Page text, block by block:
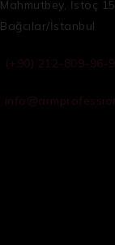
Mahmutbey, İstoç
Bağcılar/İstanbul
(+90) 212-809-96-